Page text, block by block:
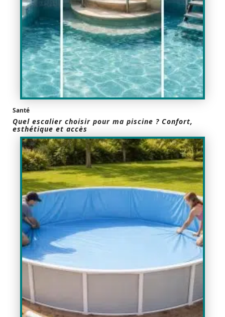
Santé
Quel escalier choisir pour ma piscine ? Confort,
esthétique et accès